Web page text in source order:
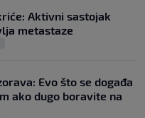
Aktivni sastojak
metastaze
Evo što se događa
ako dugo boravite na